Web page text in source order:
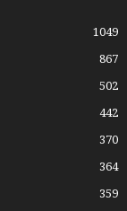
1049
867
502
442
370
364
359